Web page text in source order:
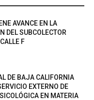
AVANCE EN LA
DEL SUBCOLECTOR
F
DE BAJA CALIFORNIA
EXTERNO DE
EN MATERIA